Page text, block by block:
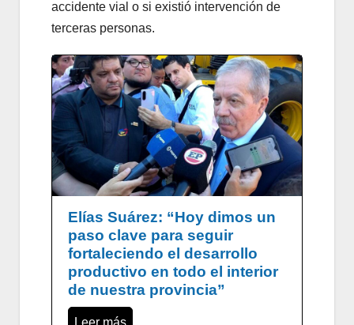
accidente vial o si existió intervención de
terceras personas.
Elías Suárez: “Hoy dimos un
paso clave para seguir
fortaleciendo el desarrollo
productivo en todo el interior
de nuestra provincia”
Leer más